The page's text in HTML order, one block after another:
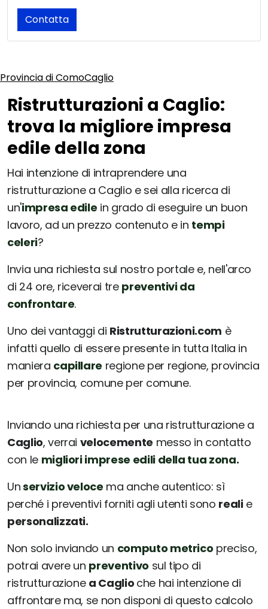
Contatta
Provincia di ComoCaglio
Ristrutturazioni a Caglio:
trova la migliore impresa
edile della zona
Hai intenzione di intraprendere una
ristrutturazione a Caglio e sei alla ricerca di
un'impresa edile in grado di eseguire un buon
lavoro, ad un prezzo contenuto e in tempi
celeri?
Invia una richiesta sul nostro portale e, nell'arco
di 24 ore, riceverai tre preventivi da
confrontare.
Uno dei vantaggi di Ristrutturazioni.com è
infatti quello di essere presente in tutta Italia in
maniera capillare regione per regione, provincia
per provincia, comune per comune.
Inviando una richiesta per una ristrutturazione a
Caglio, verrai velocemente messo in contatto
con le migliori imprese edili della tua zona.
Unservizio veloce ma anche autentico: sì
perché i preventivi forniti agli utenti sono realie
personalizzati.
Non solo inviando un computo metrico preciso,
potrai avere un preventivo sul tipo di
ristrutturazione a Caglio che hai intenzione di
affrontare ma, se non disponi di questo calcolo